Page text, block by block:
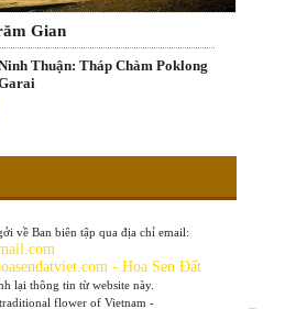
Gian
Thuận: Tháp Chàm Poklong
về Ban biên tập qua địa chỉ email:
- Hoa Sen Đất
lại thông tin từ website này.
flower of Vietnam -